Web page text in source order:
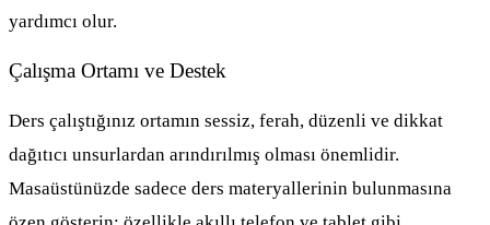
yardımcı olur.
Çalışma Ortamı ve Destek
Ders çalıştığınız ortamın sessiz, ferah, düzenli ve dikkat
dağıtıcı unsurlardan arındırılmış olması önemlidir.
Masaüstünüzde sadece ders materyallerinin bulunmasına